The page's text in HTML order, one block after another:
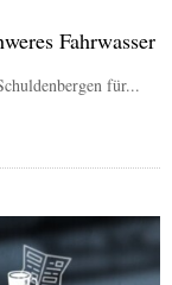
Fahrwasser
für...